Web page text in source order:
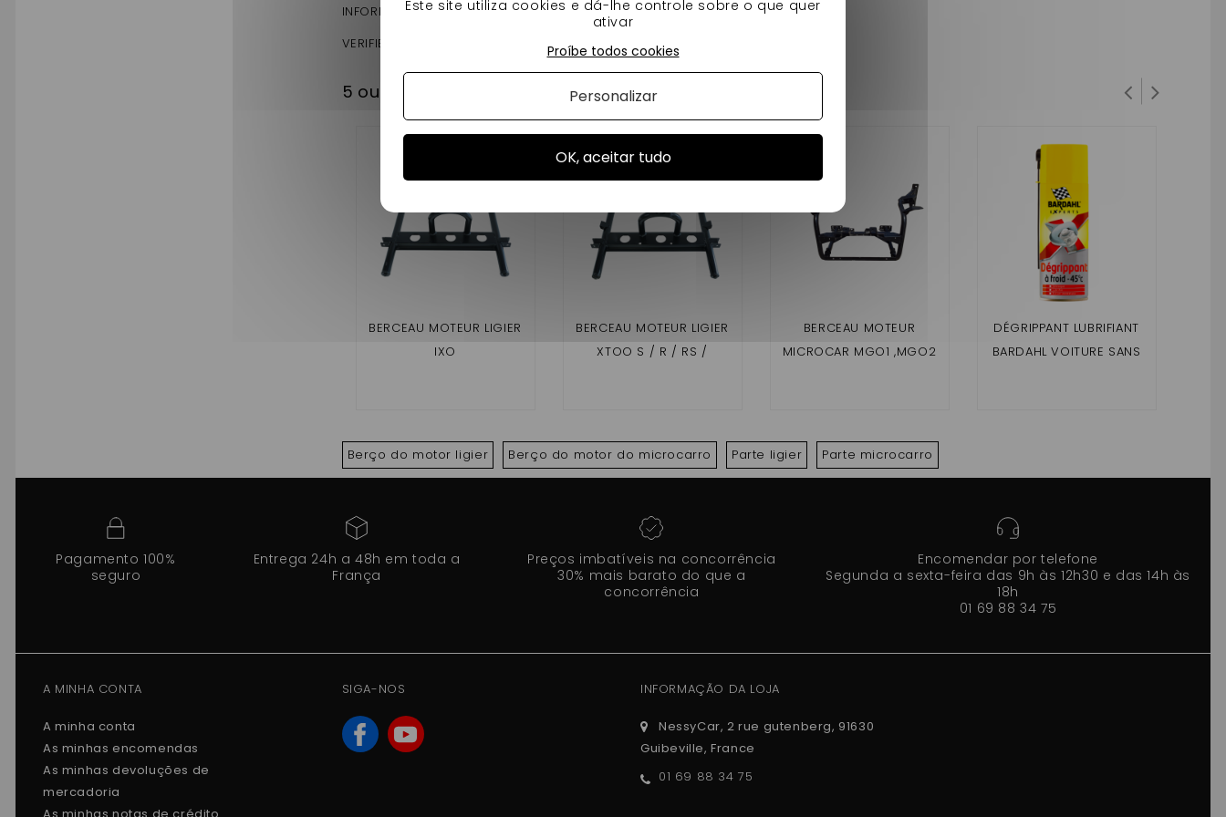
INFORMATION : BERCEAU VOITURETTE AVANT 2018
VERIFIER AVEC L'IMAGE DU PRODUIT
5 outros produtos na mesma categoria:
BERCEAU MOTEUR LIGIER
IXO
BERCEAU MOTEUR LIGIER
XTOO S / R / RS /
BERCEAU MOTEUR
MICROCAR MGO1 ,MGO2
DÉGRIPPANT LUBRIFIANT
BARDAHL VOITURE SANS
Berço do motor ligier Berço do motor do microcarro Parte ligier Parte microcarro
Pagamento 100%
seguro
Entrega 24h a 48h em toda a
França
Preços imbatíveis na concorrência
30% mais barato do que a
concorrência
Encomendar por telefone
Segunda a sexta-feira das 9h às 12h30 e das 14h às
18h
01 69 88 34 75
A MINHA CONTA
A minha conta
As minhas encomendas
As minhas devoluções de
mercadoria
SIGA-NOS INFORMAÇÃO DA LOJA
NessyCar, 2 rue gutenberg, 91630
Guibeville, France
01 69 88 34 75
Este site utiliza cookies e dá-lhe controle sobre o que quer
ativar
OK, aceitar tudo
Proíbe todos cookies
Personalizar